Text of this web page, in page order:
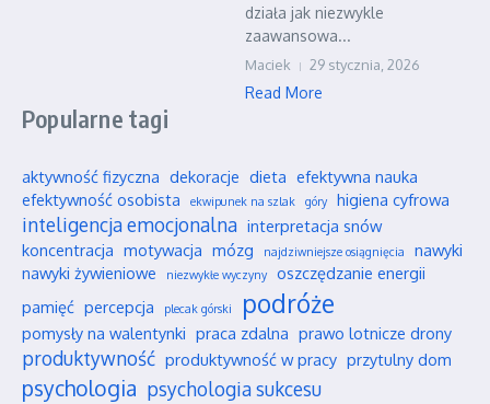
działa jak niezwykle
zaawansowa...
Maciek 29 stycznia, 2026
Read More
Popularne tagi
aktywność fizyczna dekoracje dieta efektywna nauka
efektywność osobista
ekwipunek na szlak góry higiena cyfrowa
inteligencja emocjonalna interpretacja snów
koncentracja motywacja mózg najdziwniejsze osiągnięcia
nawyki
nawyki żywieniowe
niezwykłe wyczyny
oszczędzanie energii
pamięć percepcja plecak górski podróże
pomysły na walentynki praca zdalna prawo lotnicze drony
produktywność produktywność w pracy przytulny dom
psychologia psychologia sukcesu